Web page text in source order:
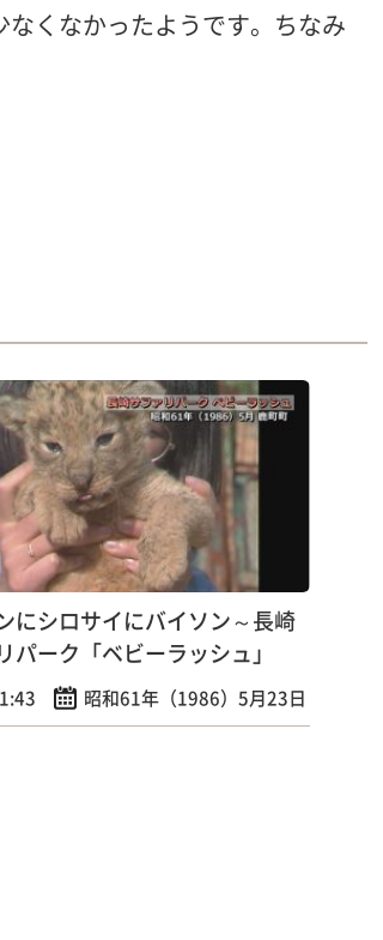
くなかったようです。ちなみ
にシロサイにバイソン～長崎
パーク「ベビーラッシュ」
昭和61年（1986）5月23日